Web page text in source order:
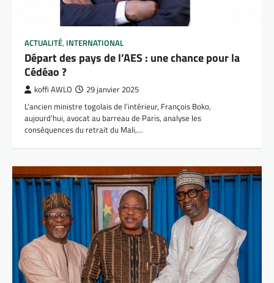
ACTUALITÉ, INTERNATIONAL
Départ des pays de l’AES : une chance pour la
Cédéao ?
koffi AWLO 29 janvier 2025
L’ancien ministre togolais de l’intérieur, François Boko,
aujourd’hui, avocat au barreau de Paris, analyse les
conséquences du retrait du Mali,…